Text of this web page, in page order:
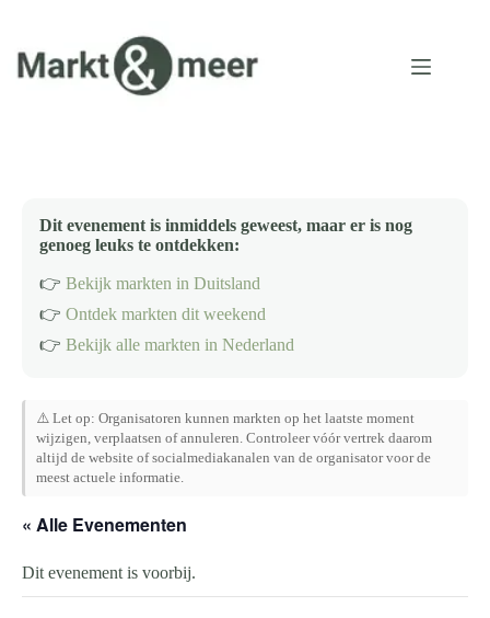
inhoud
Dit evenement is inmiddels geweest, maar er is nog
genoeg leuks te ontdekken:
👉 Bekijk markten in Duitsland
👉 Ontdek markten dit weekend
👉 Bekijk alle markten in Nederland
⚠️ Let op: Organisatoren kunnen markten op het laatste moment
wijzigen, verplaatsen of annuleren. Controleer vóór vertrek daarom
altijd de website of socialmediakanalen van de organisator voor de
meest actuele informatie.
« Alle Evenementen
Dit evenement is voorbij.